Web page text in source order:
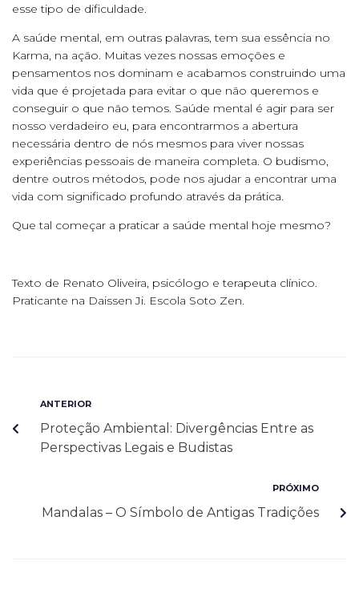
esse tipo de dificuldade.
A saúde mental, em outras palavras, tem sua essência no
Karma, na ação. Muitas vezes nossas emoções e
pensamentos nos dominam e acabamos construindo uma
vida que é projetada para evitar o que não queremos e
conseguir o que não temos. Saúde mental é agir para ser
nosso verdadeiro eu, para encontrarmos a abertura
necessária dentro de nós mesmos para viver nossas
experiências pessoais de maneira completa. O budismo,
dentre outros métodos, pode nos ajudar a encontrar uma
vida com significado profundo através da prática.
Que tal começar a praticar a saúde mental hoje mesmo?
Texto de Renato Oliveira, psicólogo e terapeuta clínico.
Praticante na Daissen Ji. Escola Soto Zen.
ANTERIOR
Proteção Ambiental: Divergências Entre as
Perspectivas Legais e Budistas
PRÓXIMO
Mandalas – O Símbolo de Antigas Tradições